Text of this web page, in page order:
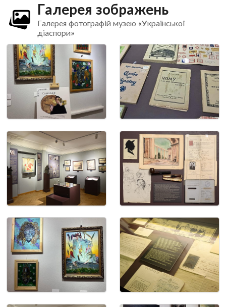
Галерея зображень
Галерея фотографій музею «Української
діаспори»